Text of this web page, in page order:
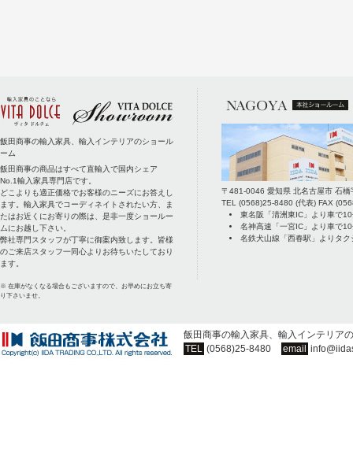
飯田商事の輸入家具、輸入インテリアのショール
ーム
飯田商事の商品はすべて直輸入で国内シェア
No.1輸入家具専門店です。
どこよりも適正価格でお客様のニーズにお答えし
ます。輸入家具でコーディネイトされたい方、ま
たはお近くにお寄りの際は、是非一度ショールー
ムにお越し下さい。
弊社専門スタッフが丁寧に御案内致します。皆様
のご来店スタッフ一同心よりお待ちいたしており
ます。
※ 在庫がなくなる場合もございますので、お早めにお立ち寄
り下さいませ。
〒 481-0046 愛知県 北名古屋市 石橋
TEL (0568)25-8480 (代表) FAX
東名阪「清洲東IC」より車で
名神高速「一宮IC」より車で
名鉄犬山線「西春駅」よりタ
飯田商事の輸入家具、輸入インテリア
TEL (0568)25-8480 email